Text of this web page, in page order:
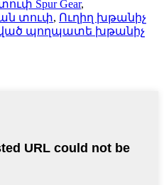
Spur Gear,
տուփ, Ուղիղ խթանիչ
պողպատե խթանիչ